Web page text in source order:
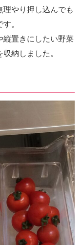
やり押し込んでも
。
縦置きにしたい野菜
納しました。